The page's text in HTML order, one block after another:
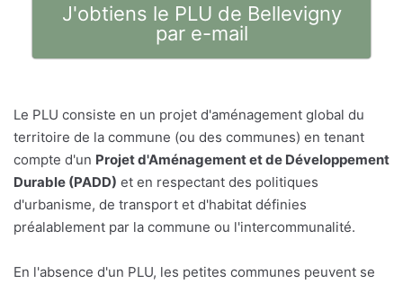
J'obtiens le PLU de Bellevigny
par e-mail
Le PLU consiste en un projet d'aménagement global du
territoire de la commune (ou des communes) en tenant
compte d'un Projet d'Aménagement et de Développement
Durable (PADD) et en respectant des politiques
d'urbanisme, de transport et d'habitat définies
préalablement par la commune ou l'intercommunalité.
En l'absence d'un PLU, les petites communes peuvent se